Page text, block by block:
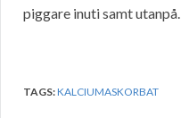
piggare inuti samt utanpå.
TAGS:KALCIUMASKORBAT